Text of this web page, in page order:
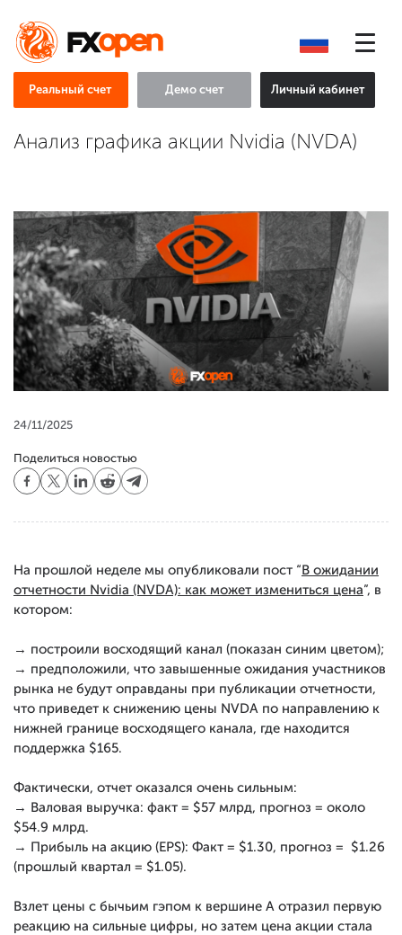
Реальный счет Демо счет Личный кабинет
Анализ графика акции Nvidia (NVDA)
24/11/2025
Поделиться новостью
На прошлой неделе мы опубликовали пост “В ожидании
отчетности Nvidia (NVDA): как может измениться цена”, в
котором:
→ построили восходящий канал (показан синим цветом);
→ предположили, что завышенные ожидания участников
рынка не будут оправданы при публикации отчетности,
что приведет к снижению цены NVDA по направлению к
нижней границе восходящего канала, где находится
поддержка $165.
Фактически, отчет оказался очень сильным:
→ Валовая выручка: факт = $57 млрд, прогноз = около
$54.9 млрд.
→ Прибыль на акцию (EPS): Факт = $1.30, прогноз = $1.26
(прошлый квартал = $1.05).
Взлет цены с бычьим гэпом к вершине А отразил первую
реакцию на сильные цифры, но затем цена акции стала